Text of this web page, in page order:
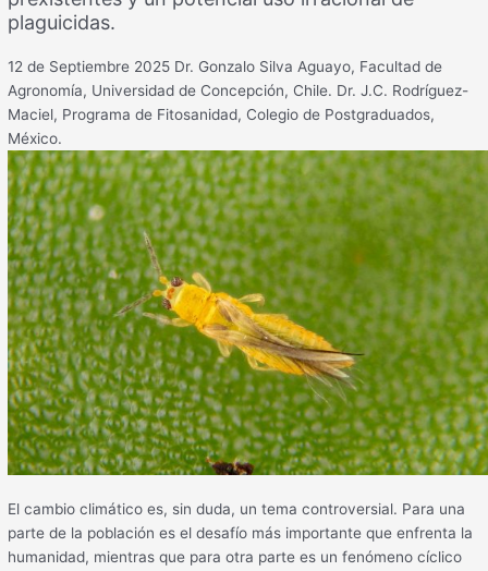
plaguicidas.
12 de Septiembre 2025 Dr. Gonzalo Silva Aguayo, Facultad de
Agronomía, Universidad de Concepción, Chile. Dr. J.C. Rodríguez-
Maciel, Programa de Fitosanidad, Colegio de Postgraduados,
México.
El cambio climático es, sin duda, un tema controversial. Para una
parte de la población es el desafío más importante que enfrenta la
humanidad, mientras que para otra parte es un fenómeno cíclico